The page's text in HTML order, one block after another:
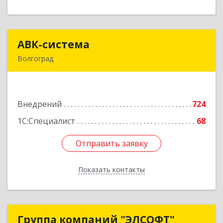
АВК-система
Волгоград
Внедрений
724
1С:Специалист
68
Отправить заявку
Показать контакты
Подробнее
Отправить заявку
Назад
Группа компаний "ЭЛСОФТ"
Группа компаний "ЭЛСОФТ"